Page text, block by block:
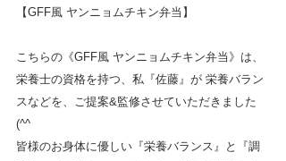
【GFF風 ヤンニョムチキン弁当】
こちらの《GFF風 ヤンニョムチキン弁当》は、
栄養士の資格を持つ、私『佐藤』が 栄養バラン
スなどを、ご提案&監修させていただきました
(^^
皆様のお身体に優しい『栄養バランス』と『調